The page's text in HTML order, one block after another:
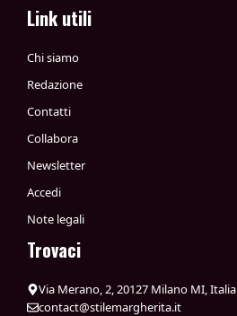
Link utili
Chi siamo
Redazione
Contatti
Collabora
Newsletter
Accedi
Note legali
Trovaci
Via Merano, 2, 20127 Milano MI, Italia
contact@stilemargherita.it